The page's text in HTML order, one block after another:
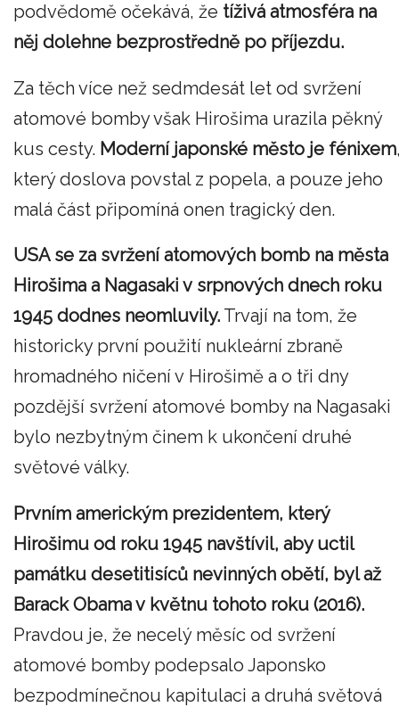
podvědomě očekává, že tíživá atmosféra na
něj dolehne bezprostředně po příjezdu.
Za těch více než sedmdesát let od svržení
atomové bomby však Hirošima urazila pěkný
kus cesty. Moderní japonské město je fénixem
který doslova povstal z popela, a pouze jeho
malá část připomíná onen tragický den.
USA se za svržení atomových bomb na města
Hirošima a Nagasaki v srpnových dnech roku
1945 dodnes neomluvily. Trvají na tom, že
historicky první použití nukleární zbraně
hromadného ničení v Hirošimě a o tři dny
pozdější svržení atomové bomby na Nagasaki
bylo nezbytným činem k ukončení druhé
světové války.
Prvním americkým prezidentem, který
Hirošimu od roku 1945 navštívil, aby uctil
památku desetitisíců nevinných obětí, byl až
Barack Obama v květnu tohoto roku (2016).
Pravdou je, že necelý měsíc od svržení
atomové bomby podepsalo Japonsko
bezpodmínečnou kapitulaci a druhá světová